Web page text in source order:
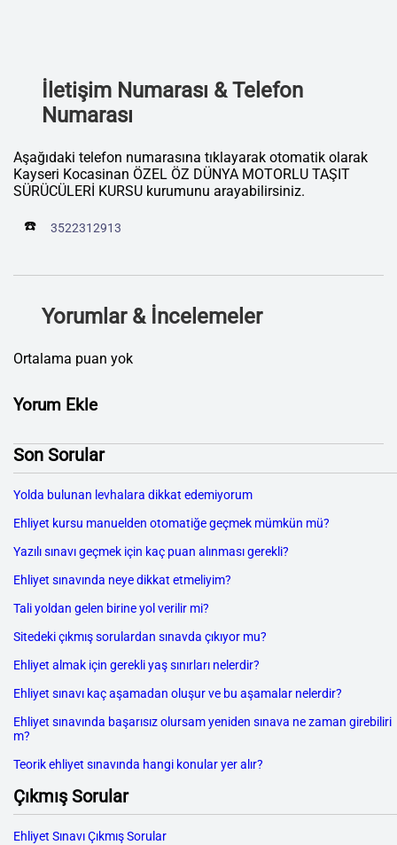
İletişim Numarası & Telefon
Numarası
Aşağıdaki telefon numarasına tıklayarak otomatik olarak
Kayseri Kocasinan ÖZEL ÖZ DÜNYA MOTORLU TAŞIT
SÜRÜCÜLERİ KURSU kurumunu arayabilirsiniz.
☎️ 3522312913
Yorumlar & İncelemeler
Ortalama puan yok
Yorum Ekle
Son Sorular
Yolda bulunan levhalara dikkat edemiyorum
Ehliyet kursu manuelden otomatiğe geçmek mümkün mü?
Yazılı sınavı geçmek için kaç puan alınması gerekli?
Ehliyet sınavında neye dikkat etmeliyim?
Tali yoldan gelen birine yol verilir mi?
Sitedeki çıkmış sorulardan sınavda çıkıyor mu?
Ehliyet almak için gerekli yaş sınırları nelerdir?
Ehliyet sınavı kaç aşamadan oluşur ve bu aşamalar nelerdir?
Ehliyet sınavında başarısız olursam yeniden sınava ne zaman girebiliri
m?
Teorik ehliyet sınavında hangi konular yer alır?
Çıkmış Sorular
Ehliyet Sınavı Çıkmış Sorular